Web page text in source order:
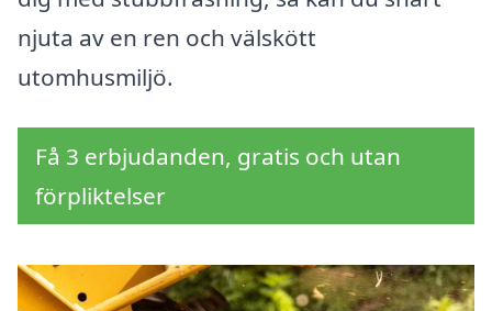
njuta av en ren och välskött
utomhusmiljö.
Få 3 erbjudanden, gratis och utan
förpliktelser